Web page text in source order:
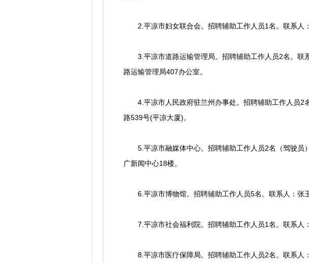
2.平凉市妇女联合会。招聘辅助工作人员1名。联系人
3.平凉市道路运输管理局。招聘辅助工作人员2名。联
路运输管理局407办公室。
4.平凉市人民政府驻兰州办事处。招聘辅助工作人员2
路539号(平凉大厦)。
5.平凉市融媒体中心。招聘辅助工作人员2名（驾驶员
广新闻中心18楼。
6.平凉市博物馆。招聘辅助工作人员5名。联系人：张
7.平凉市社会福利院。招聘辅助工作人员1名。联系人
8.平凉市医疗保障局。招聘辅助工作人员2名。联系人